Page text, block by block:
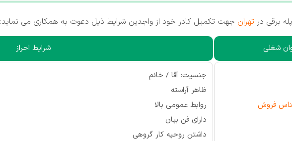
برقی در تهران جهت تکمیل کادر خود از واجدین شرایط ذیل دعوت به همکاری می نماید:
شغلی شرایط احراز
فروش
جنسیت: آقا / خانم
ظاهر آراسته
روابط عمومی بالا
دارای فن بیان
داشتن روحیه کار گروهی